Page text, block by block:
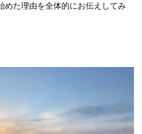
めた理由を全体的にお伝えしてみ